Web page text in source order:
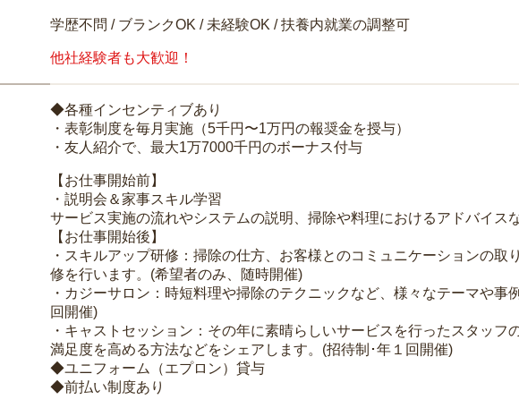
学歴不問 / ブランクOK / 未経験OK / 扶養内就業の調整可
他社経験者も大歓迎！
◆各種インセンティブあり
・表彰制度を毎月実施（5千円〜1万円の報奨金を授与）
・友人紹介で、最大1万7000千円のボーナス付与
【お仕事開始前】
・説明会＆家事スキル学習
サービス実施の流れやシステムの説明、掃除や料理におけるアドバイス
【お仕事開始後】
・スキルアップ研修：掃除の仕方、お客様とのコミュニケーションの
修を行います。(希望者のみ、随時開催)
・カジーサロン：時短料理や掃除のテクニックなど、様々なテーマや事
回開催)
・キャストセッション：その年に素晴らしいサービスを行ったスタッ
満足度を高める方法などをシェアします。(招待制･年１回開催)
◆ユニフォーム（エプロン）貸与
◆前払い制度あり